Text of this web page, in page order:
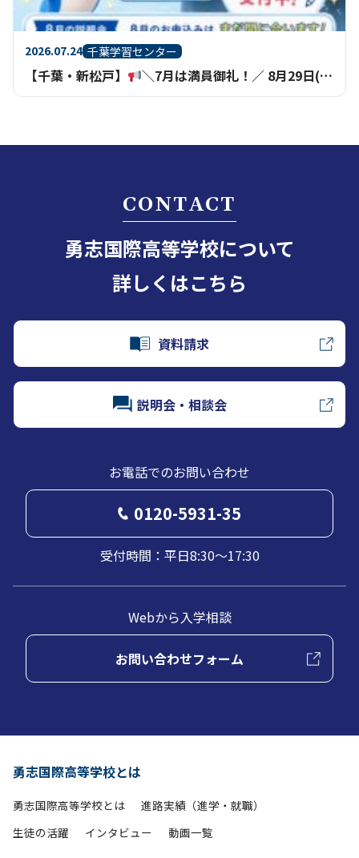
2026.07.24 千葉学習センター
【千葉・新松戸】 ＼7月は満員御礼！／ 8月29日(土)学校説明会の申込受付中
CONTACT
勇志国際高等学校について
詳しくはこちら
資料請求
説明会・相談会
お電話でのお問い合わせ
0120-5931-35
受付時間：平日8:30～17:30
Webから入学相談
お問い合わせフォーム
勇志国際高等学校とは
勇志国際高等学校とは
進路実績（進学・就職）
生徒の活躍
インタビュー 動画一覧